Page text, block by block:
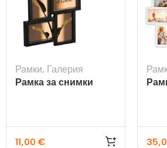
Рамки, Галерия
Рамка за снимки
11,00 €